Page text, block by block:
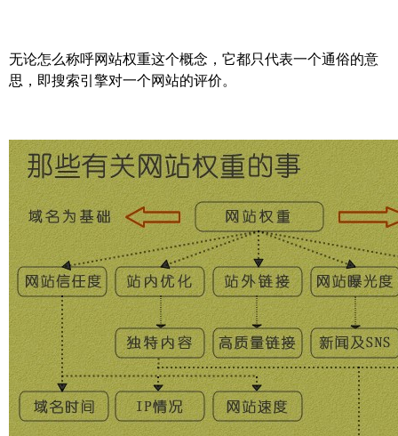
无论怎么称呼网站权重这个概念，它都只代表一个通俗的意
思，即搜索引擎对一个网站的评价。